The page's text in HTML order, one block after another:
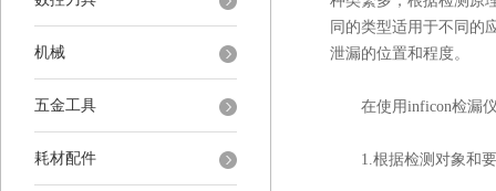
机械
五金工具
耗材配件
同的类型适用于不同的
泄漏的位置和程度。
在使用inficon检漏仪
1.根据检测对象和要